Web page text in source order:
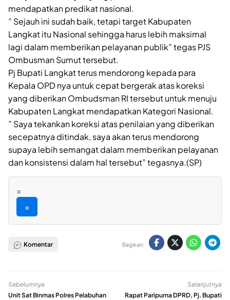
mendapatkan predikat nasional.
” Sejauh ini sudah baik, tetapi target Kabupaten
Langkat itu Nasional sehingga harus lebih maksimal
lagi dalam memberikan pelayanan publik” tegas PJS
Ombusman Sumut tersebut.
Pj Bupati Langkat terus mendorong kepada para
Kepala OPD nya untuk cepat bergerak atas koreksi
yang diberikan Ombudsman RI tersebut untuk menuju
Kabupaten Langkat mendapatkan Kategori Nasional.
” Saya tekankan koreksi atas penilaian yang diberikan
secepatnya ditindak, saya akan terus mendorong
supaya lebih semangat dalam memberikan pelayanan
dan konsistensi dalam hal tersebut” tegasnya.(SP)
=
=
Komentar Bagikan:
Sebelumnya
Unit Sat Binmas Polres Pelabuhan
Selanjutnya
Rapat Paripurna DPRD, Pj. Bupati